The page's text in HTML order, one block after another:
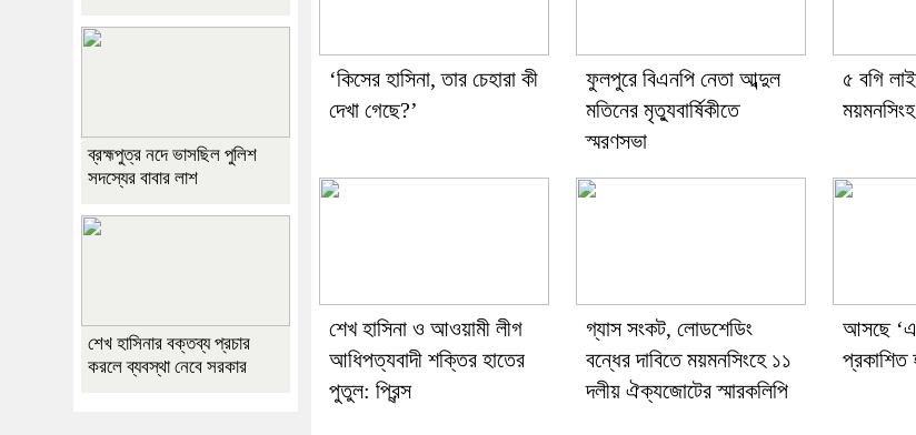
‘কিসের হাসিনা, তার চেহারা কী
দেখা গেছে?’
ফুলপুরে বিএনপি নেতা আব্দুল
মতিনের মৃত্যুবার্ষিকীতে
স্মরণসভা
৫ বগি
শেখ হাসিনা ও আওয়ামী লীগ
আধিপত্যবাদী শক্তির হাতের
পুতুল: প্রিন্স
গ্যাস সংকট, লোডশেডিং
বন্ধের দাবিতে ময়মনসিংহে ১১
দলীয় ঐক্যজোটের স্মারকলিপি
আসছে
ব্রহ্মপুত্র নদে ভাসছিল পুলিশ
সদস্যের বাবার লাশ
শেখ হাসিনার বক্তব্য প্রচার
করলে ব্যবস্থা নেবে সরকার